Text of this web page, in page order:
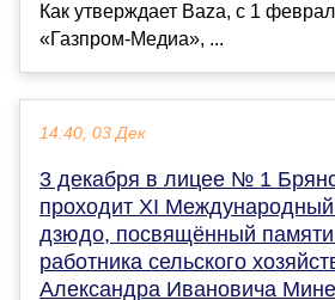
Как утверждает Baza, с 1
«Газпром-Медиа», ...
14:40, 03 Дек
3 декабря в лицее № 1
проходит XI Международный
дзюдо, посвящённый памяти
работника сельского
Александра Ивановича